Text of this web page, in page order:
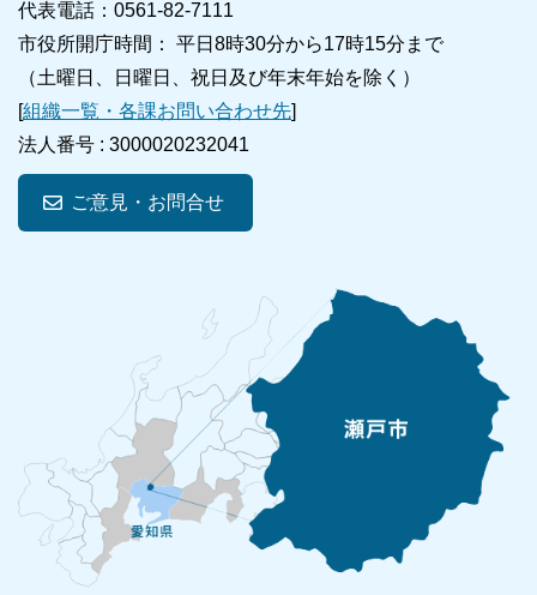
代表電話：0561-82-7111
市役所開庁時間： 平日8時30分から17時15分まで
（土曜日、日曜日、祝日及び年末年始を除く）
[組織一覧・各課お問い合わせ先]
法人番号 : 3000020232041
ご意見・お問合せ